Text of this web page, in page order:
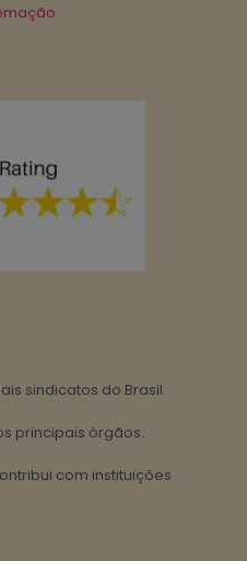
sindicatos do Brasil.
principais órgãos.
com instituições